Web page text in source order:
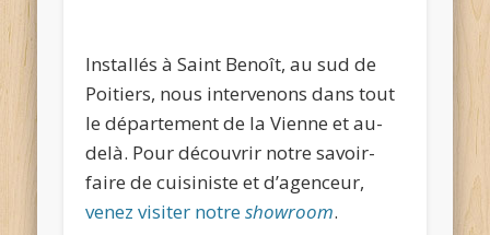
Installés à Saint Benoît, au sud de
Poitiers, nous intervenons dans tout
le département de la Vienne et au-
delà. Pour découvrir notre savoir-
faire de cuisiniste et d’agenceur,
venez visiter notreshowroom.